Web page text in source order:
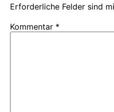
Erforderliche Felder sind
Kommentar *